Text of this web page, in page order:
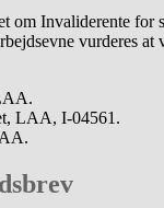
om Invaliderente for
vurderes at
LAA, I-04561.